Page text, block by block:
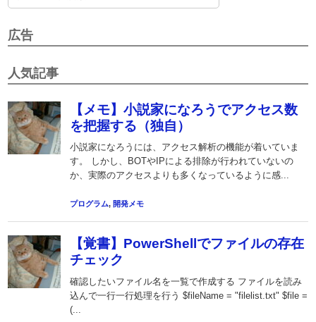
広告
人気記事